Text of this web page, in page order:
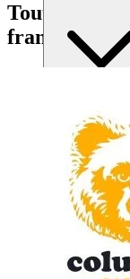
Conseils
Tout comme
franchises